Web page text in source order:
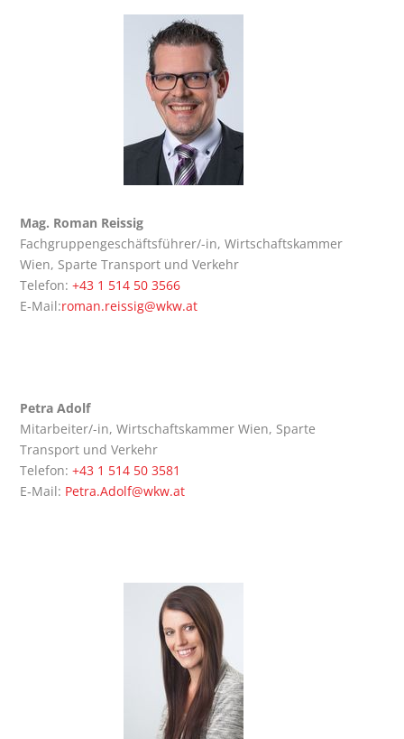
Mag. Roman Reis­sig
Fach­grup­pen­ge­schäfts­füh­rer/-in, Wirt­schafts­kam­mer
Wien, Spar­te Trans­port und Ver­kehr
Tele­fon:+43 1 514 50 3566
E‑Mail:roman.reissig@wkw.at
Petra Adolf
Mit­ar­bei­ter/-in, Wirt­schafts­kam­mer Wien, Spar­te
Trans­port und Verkehr
Tele­fon:+43 1 514 50 3581
E‑Mail: Petra.Adolf@wkw.at